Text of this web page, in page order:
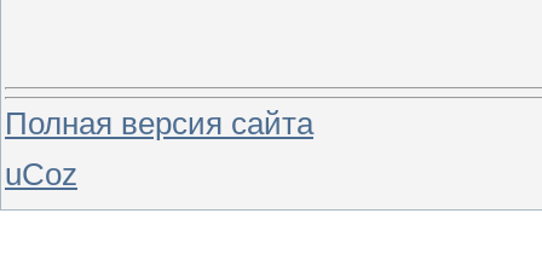
Полная версия сайта
uCoz